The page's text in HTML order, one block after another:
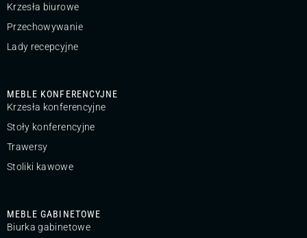
Krzesła biurowe
Przechowywanie
Lady recepcyjne
MEBLE KONFERENCYJNE
Krzesła konferencyjne
Stoły konferencyjne
Trawersy
Stoliki kawowe
MEBLE GABINETOWE
Biurka gabinetowe